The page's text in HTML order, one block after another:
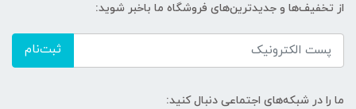
از تخفیف‌ها و جدیدترین‌های فروشگاه ما باخبر شوید:
ثبت‌نام
ما را در شبکه‌های اجتماعی دنبال کنید: